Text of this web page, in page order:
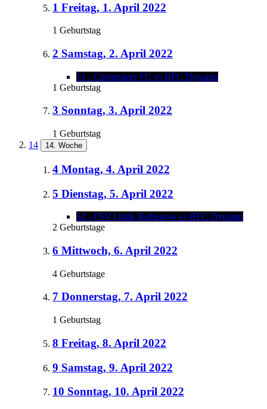
1 Freitag, 1. April 2022
1 Geburtstag
2 Samstag, 2. April 2022
31 - Chemnitzer FC vs BFC Dynamo
1 Geburtstag
3 Sonntag, 3. April 2022
1 Geburtstag
14
14. Woche
4 Montag, 4. April 2022
5 Dienstag, 5. April 2022
32 - FSV Optik Rathenow vs BFC Dynamo
2 Geburtstage
6 Mittwoch, 6. April 2022
4 Geburtstage
7 Donnerstag, 7. April 2022
1 Geburtstag
8 Freitag, 8. April 2022
9 Samstag, 9. April 2022
10 Sonntag, 10. April 2022